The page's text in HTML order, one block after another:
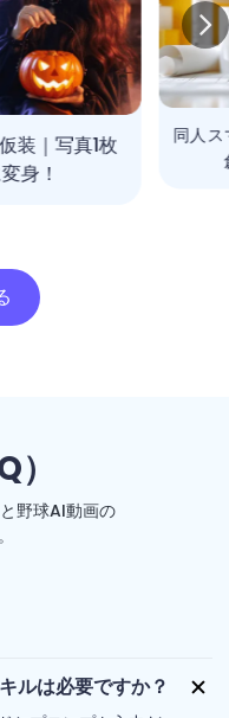
ト問題点と、
方法
野球AI動画の
ルは必要ですか？